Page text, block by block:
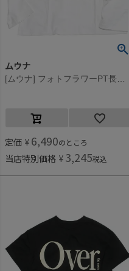
ムウナ
[ムウナ] フォトフラワーPT長袖Tシャツ シロ(1)
定価 ¥ 6,490のところ
当店特別価格 ¥ 3,245税込